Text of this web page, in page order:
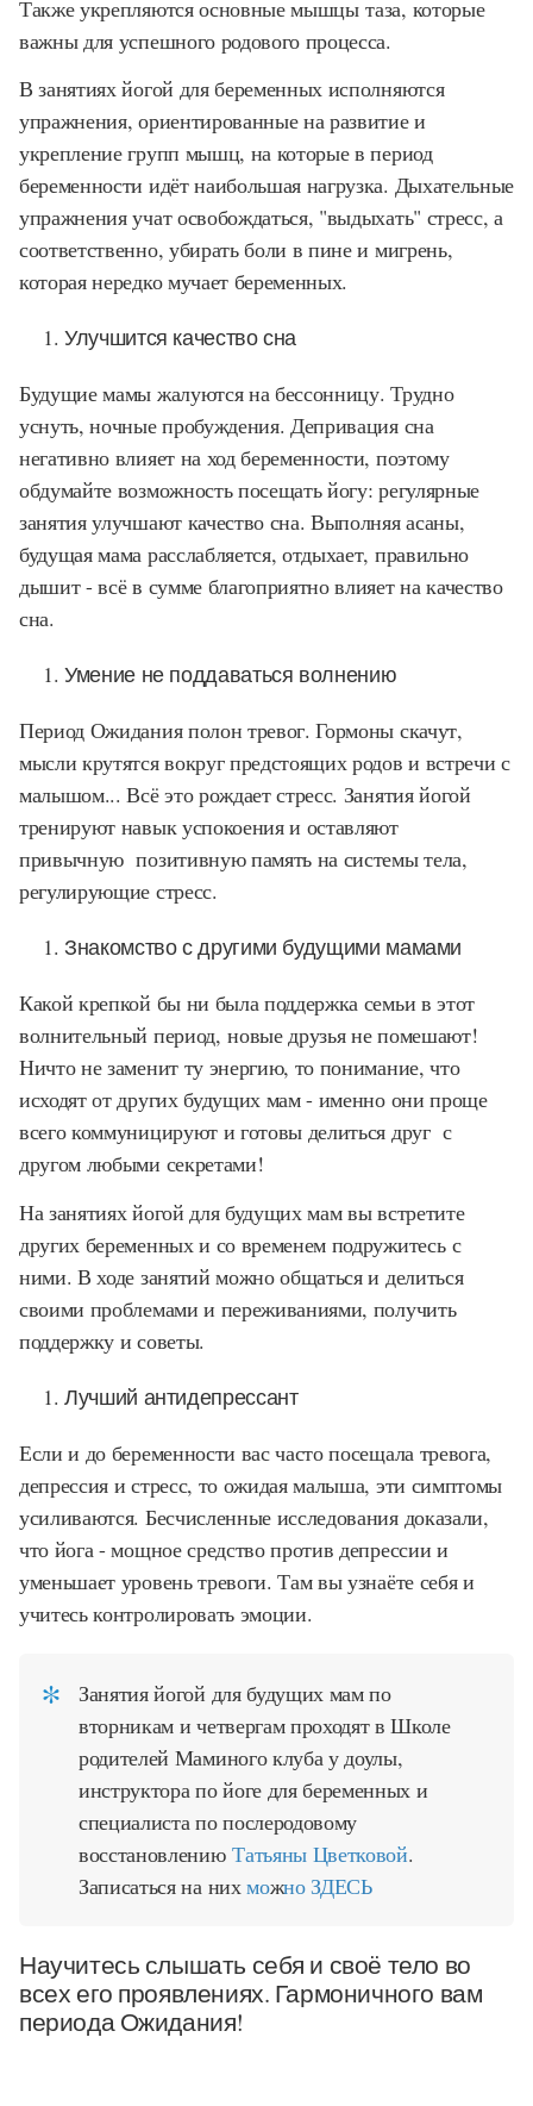
Также укрепляются основные мышцы таза, которые
важны для успешного родового процесса.
В занятиях йогой для беременных исполняются
упражнения, ориентированные на развитие и
укрепление групп мышц, на которые в период
беременности идёт наибольшая нагрузка. Дыхательные
упражнения учат освобождаться, "выдыхать" стресс, а
соответственно, убирать боли в пине и мигрень,
которая нередко мучает беременных.
Улучшится качество сна
Будущие мамы жалуются на бессонницу. Трудно
уснуть, ночные пробуждения. Депривация сна
негативно влияет на ход беременности, поэтому
обдумайте возможность посещать йогу: регулярные
занятия улучшают качество сна. Выполняя асаны,
будущая мама расслабляется, отдыхает, правильно
дышит - всё в сумме благоприятно влияет на качество
сна.
Умение не поддаваться волнению
Период Ожидания полон тревог. Гормоны скачут,
мысли крутятся вокруг предстоящих родов и встречи с
малышом... Всё это рождает стресс. Занятия йогой
тренируют навык успокоения и оставляют
привычную позитивную память на системы тела,
регулирующие стресс.
Знакомство с другими будущими мамами
Какой крепкой бы ни была поддержка семьи в этот
волнительный период, новые друзья не помешают!
Ничто не заменит ту энергию, то понимание, что
исходят от других будущих мам - именно они проще
всего коммуницируют и готовы делиться друг с
другом любыми секретами!
На занятиях йогой для будущих мам вы встретите
других беременных и со временем подружитесь с
ними. В ходе занятий можно общаться и делиться
своими проблемами и переживаниями, получить
поддержку и советы.
Лучший антидепрессант
Если и до беременности вас часто посещала тревога,
депрессия и стресс, то ожидая малыша, эти симптомы
усиливаются. Бесчисленные исследования доказали,
что йога - мощное средство против депрессии и
уменьшает уровень тревоги. Там вы узнаёте себя и
учитесь контролировать эмоции.
Занятия йогой для будущих мам по
вторникам и четвергам проходят в Школе
родителей Маминого клуба у доулы,
инструктора по йоге для беременных и
специалиста по послеродовому
восстановлениюТатьяны Цветковой.
Записаться на нихможно ЗДЕСЬ
Научитесь слышать себя и своё тело во
всех его проявлениях. Гармоничного вам
периода Ожидания!